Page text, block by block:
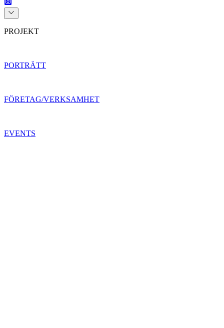
PROJEKT
PORTRÄTT
FÖRETAG/VERKSAMHET
EVENTS